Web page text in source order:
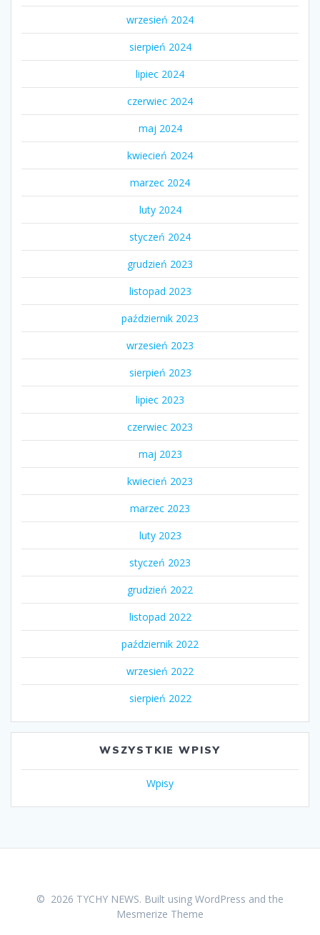
wrzesień 2024
sierpień 2024
lipiec 2024
czerwiec 2024
maj 2024
kwiecień 2024
marzec 2024
luty 2024
styczeń 2024
grudzień 2023
listopad 2023
październik 2023
wrzesień 2023
sierpień 2023
lipiec 2023
czerwiec 2023
maj 2023
kwiecień 2023
marzec 2023
luty 2023
styczeń 2023
grudzień 2022
listopad 2022
październik 2022
wrzesień 2022
sierpień 2022
WSZYSTKIE WPISY
Wpisy
© 2026 TYCHY NEWS. Built using WordPress and the
Mesmerize Theme